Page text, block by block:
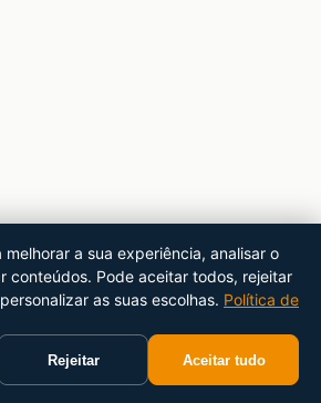
melhorar a sua experiência, analisar o
conteúdos. Pode aceitar todos, rejeitar
as suas escolhas. Política de
Rejeitar Aceitar tudo